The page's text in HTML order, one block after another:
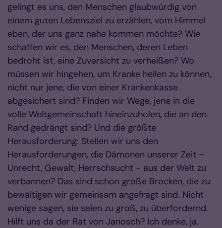
gelingt es uns, den Menschen glaubwürdig von
einem guten Lebensziel zu erzählen, vom Himmel
eben, der uns ganz nahe kommen möchte? Wie
schaffen wir es, den Menschen, deren Leben
bedroht ist, eine Zuversicht zu verheißen? Wo
müssen wir hingehen, um Kranke heilen zu können,
nicht nur jene, die von einer Krankenkasse
abgesichert sind? Finden wir Wege, jene in die
volle Weltgemeinschaft hineinzuholen, die an den
Rand gedrängt sind? Und die größte
Herausforderung: Stellen wir uns den
Herausforderungen, die Dämonen unserer Zeit –
Unrecht, Gewalt, Herrschsucht - aus der Welt zu
verbannen? Das sind schon große Brocken, die zu
bewältigen wir gemeinsam angefragt sind. Nicht
wenige sagen, sie seien zu groß, zu überfordernd.
Hilft uns da der Rat von Janosch? Ich denke, ja.